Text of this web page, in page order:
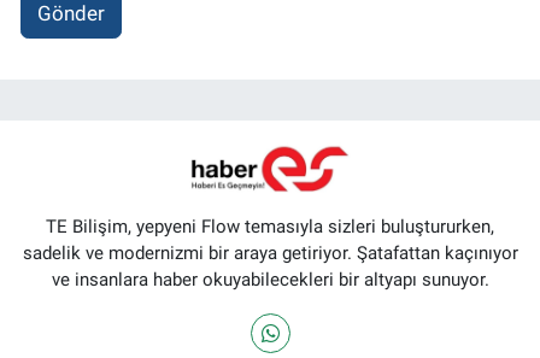
Gönder
TE Bilişim, yepyeni Flow temasıyla sizleri buluştururken,
sadelik ve modernizmi bir araya getiriyor. Şatafattan kaçınıyor
ve insanlara haber okuyabilecekleri bir altyapı sunuyor.